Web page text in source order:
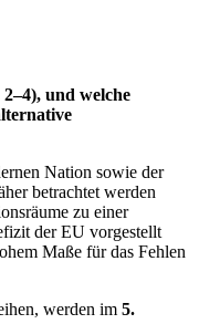
und welche
Nation sowie der
betrachtet werden
zu einer
der EU vorgestellt
Maße für das Fehlen
werden im 5.